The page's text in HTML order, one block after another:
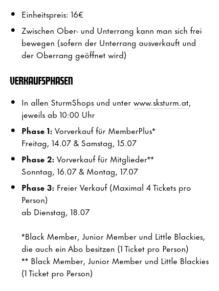
Einheitspreis: 16€
Zwischen Ober- und Unterrang kann man sich frei
bewegen (sofern der Unterrang ausverkauft und
der Oberrang geöffnet wird)
VERKAUFSPHASEN
In allen SturmShops und unterwww.sksturm.at,
jeweils ab 10:00 Uhr
Phase 1: Vorverkauf für MemberPlus*
Freitag, 14.07 & Samstag, 15.07
Phase 2: Vorverkauf für Mitglieder**
Sonntag, 16.07 & Montag, 17.07
Phase 3: Freier Verkauf (Maximal 4 Tickets pro
Person)
ab Dienstag, 18.07
*Black Member, Junior Member und Little Blackies,
die auch ein Abo besitzen (1 Ticket pro Person)
** Black Member, Junior Member und Little Blackies
(1 Ticket pro Person)